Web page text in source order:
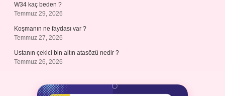
W34 kaç beden ?
Temmuz 29, 2026
Koşmanın ne faydası var ?
Temmuz 27, 2026
Ustanın çekici bin altın atasözü nedir ?
Temmuz 26, 2026